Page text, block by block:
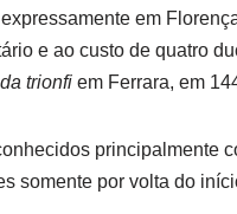
em
e ao custo de quatro
trionfiem Ferrara, em
principalmente
somente por volta do